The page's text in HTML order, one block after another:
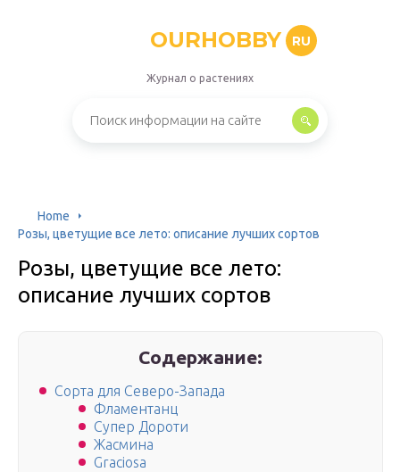
OURHOBBY RU
Журнал о растениях
Home
Розы, цветущие все лето: описание лучших сортов
Розы, цветущие все лето:
описание лучших сортов
Содержание:
Сорта для Северо-Запада
Фламентанц
Супер Дороти
Жасмина
Graciosa